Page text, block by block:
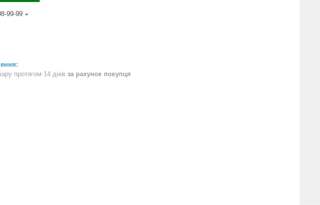
99-99
протягом 14 днів за рахунок покупця